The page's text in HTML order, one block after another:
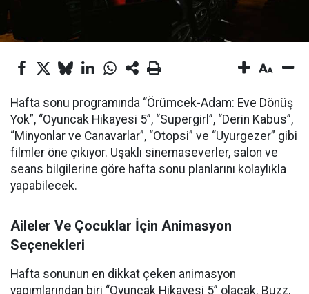
Hafta sonu programında “Örümcek-Adam: Eve Dönüş
Yok”, “Oyuncak Hikayesi 5”, “Supergirl”, “Derin Kabus”,
“Minyonlar ve Canavarlar”, “Otopsi” ve “Uyurgezer” gibi
filmler öne çıkıyor. Uşaklı sinemaseverler, salon ve
seans bilgilerine göre hafta sonu planlarını kolaylıkla
yapabilecek.
Aileler Ve Çocuklar İçin Animasyon
Seçenekleri
Hafta sonunun en dikkat çeken animasyon
yapımlarından biri “Oyuncak Hikayesi 5” olacak. Buzz,